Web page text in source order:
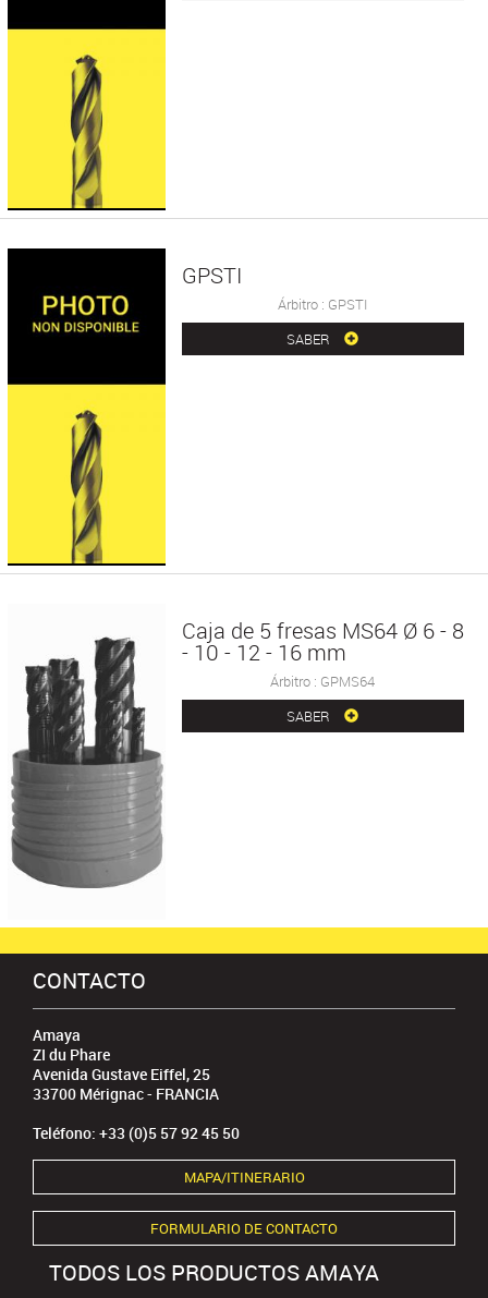
GPSTI
Árbitro : GPSTI
SABER
Caja de 5 fresas MS64 Ø 6 - 8
- 10 - 12 - 16 mm
Árbitro : GPMS64
SABER
CONTACTO
Amaya
ZI du Phare
Avenida Gustave Eiffel, 25
33700 Mérignac - FRANCIA
Teléfono: +33 (0)5 57 92 45 50
MAPA/ITINERARIO
FORMULARIO DE CONTACTO
TODOS LOS PRODUCTOS AMAYA